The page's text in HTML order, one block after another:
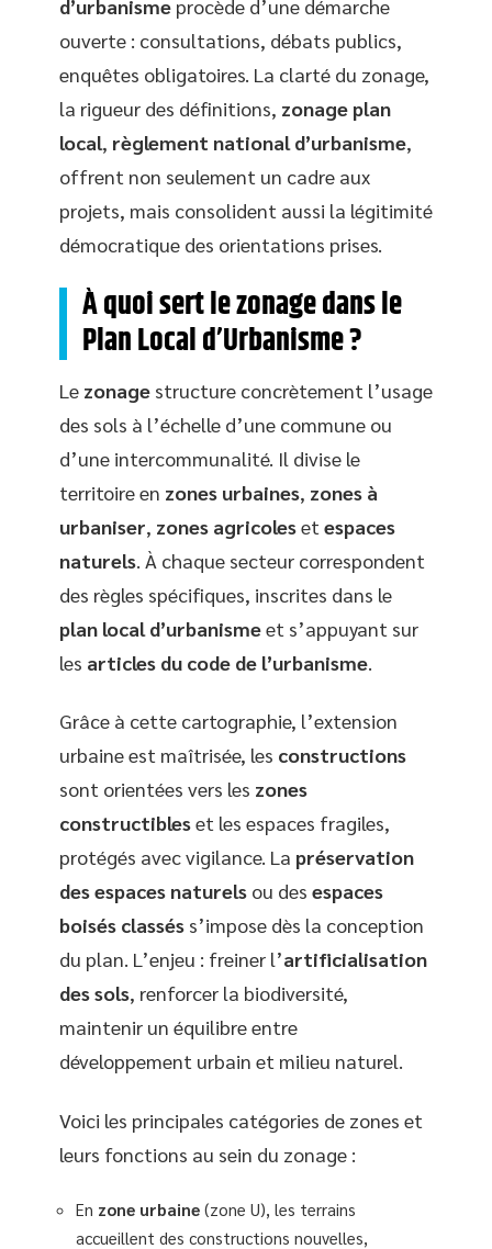
d’urbanisme procède d’une démarche
ouverte : consultations, débats publics,
enquêtes obligatoires. La clarté du zonage,
la rigueur des définitions, zonage plan
local, règlement national d’urbanisme,
offrent non seulement un cadre aux
projets, mais consolident aussi la légitimité
démocratique des orientations prises.
À quoi sert le zonage dans le
Plan Local d’Urbanisme ?
Le zonage structure concrètement l’usage
des sols à l’échelle d’une commune ou
d’une intercommunalité. Il divise le
territoire en zones urbaines, zones à
urbaniser, zones agricoleset espaces
naturels . À chaque secteur correspondent
des règles spécifiques, inscrites dans le
plan local d’urbanismeet s’appuyant sur
les articles du code de l’urbanisme
Grâce à cette cartographie, l’extension
urbaine est maîtrisée, les constructions
sont orientées vers les zones
constructibleset les espaces fragiles,
protégés avec vigilance. La préservation
des espaces naturels ou des espaces
boisés classés s’impose dès la conception
du plan. L’enjeu : freiner l’artificialisation
des sols, renforcer la biodiversité,
maintenir un équilibre entre
développement urbain et milieu naturel.
Voici les principales catégories de zones et
leurs fonctions au sein du zonage :
En zone urbaine (zone U), les terrains
accueillent des constructions nouvelles,